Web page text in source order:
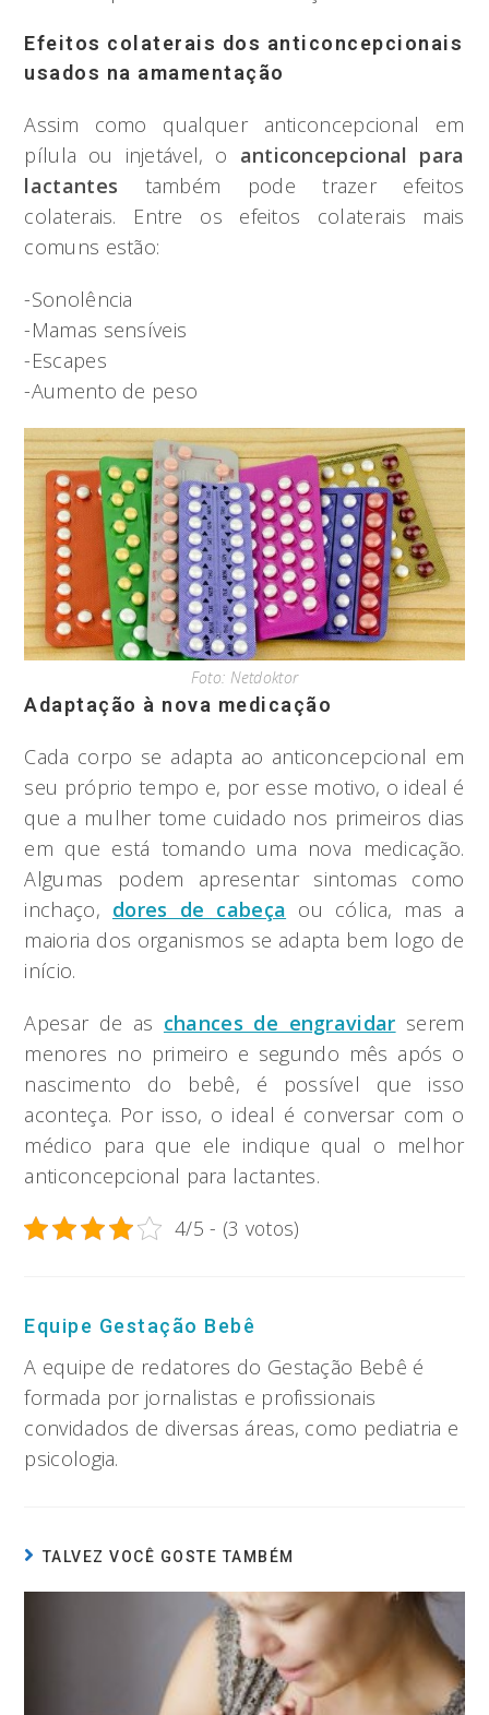
Efeitos colaterais dos anticoncepcionais
usados na amamentação
Assim como qualquer anticoncepcional em
pílula ou injetável, o anticoncepcional para
lactantes também pode trazer efeitos
colaterais. Entre os efeitos colaterais mais
comuns estão:
-Sonolência
-Mamas sensíveis
-Escapes
-Aumento de peso
Foto: Netdoktor
Adaptação à nova medicação
Cada corpo se adapta ao anticoncepcional em
seu próprio tempo e, por esse motivo, o ideal é
que a mulher tome cuidado nos primeiros dias
em que está tomando uma nova medicação.
Algumas podem apresentar sintomas como
inchaço, dores de cabeça ou cólica, mas a
maioria dos organismos se adapta bem logo de
início.
Apesar de as chances de engravidar serem
menores no primeiro e segundo mês após o
nascimento do bebê, é possível que isso
aconteça. Por isso, o ideal é conversar com o
médico para que ele indique qual o melhor
anticoncepcional para lactantes.
4/5 - (3 votos)
Equipe Gestação Bebê
A equipe de redatores do Gestação Bebê é
formada por jornalistas e profissionais
convidados de diversas áreas, como pediatria e
psicologia.
TALVEZ VOCÊ GOSTE TAMBÉM